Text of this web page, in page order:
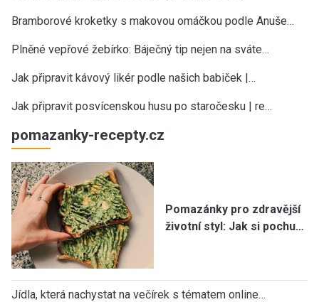
Bramborové kroketky s makovou omáčkou podle Anuše…
Plněné vepřové žebírko: Báječný tip nejen na sváte…
Jak připravit kávový likér podle našich babiček |…
Jak připravit posvícenskou husu po staročesku | re…
pomazanky-recepty.cz
Pomazánky pro zdravější
životní styl: Jak si pochu…
Jídla, která nachystat na večírek s tématem online…